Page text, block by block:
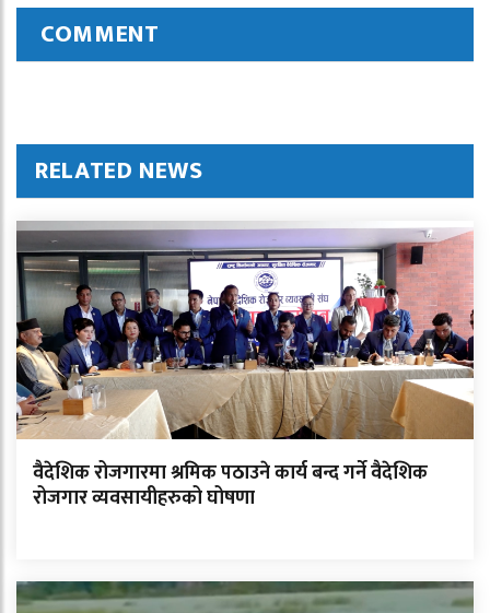
COMMENT
RELATED NEWS
वैदेशिक रोजगारमा श्रमिक पठाउने कार्य बन्द गर्ने वैदेशिक
रोजगार व्यवसायीहरुको घोषणा